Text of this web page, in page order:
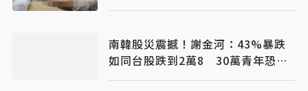
南韓股災震撼！謝金河：43%暴跌
如同台股跌到2萬8 30萬青年恐翻
不了身